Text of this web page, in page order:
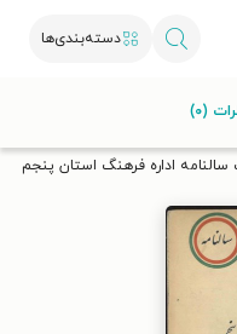
دسته‌بندی‌ها
کن.
اداره فرهنگ استان پنجم سال
(۰)